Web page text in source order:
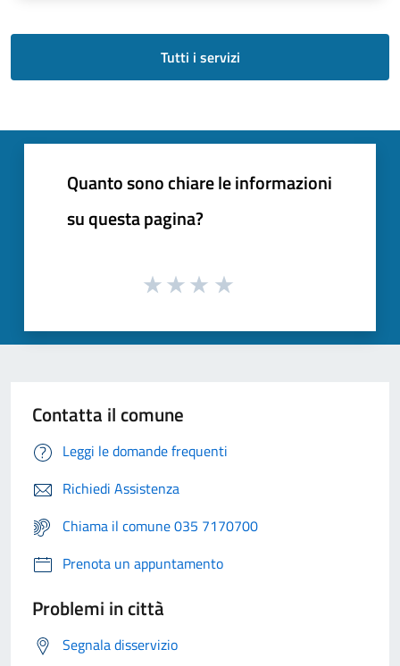
Tutti i servizi
Quanto sono chiare le informazioni
su questa pagina?
Contatta il comune
Leggi le domande frequenti
Richiedi Assistenza
Chiama il comune 035 7170700
Prenota un appuntamento
Problemi in città
Segnala disservizio